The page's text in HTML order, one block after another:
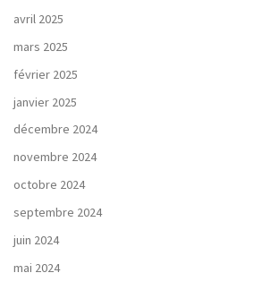
avril 2025
mars 2025
février 2025
janvier 2025
décembre 2024
novembre 2024
octobre 2024
septembre 2024
juin 2024
mai 2024